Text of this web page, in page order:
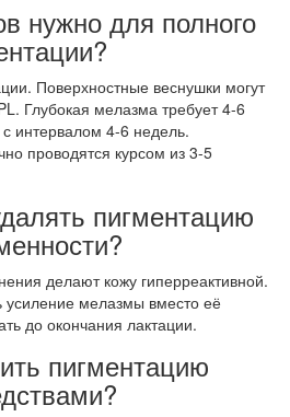
нужно для полного
Поверхностные веснушки могут
Глубокая мелазма требует 4-6
интервалом 4-6 недель.
проводятся курсом из 3-5
пигментацию
делают кожу гиперреактивной.
усиление мелазмы вместо её
до окончания лактации.
пигментацию